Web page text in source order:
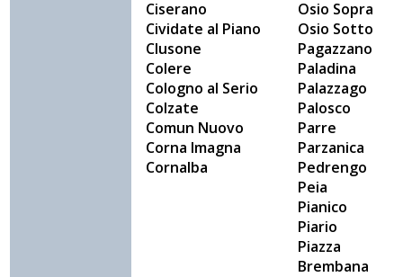
Ciserano
Cividate al Piano
Clusone
Colere
Cologno al Serio
Colzate
Comun Nuovo
Corna Imagna
Cornalba
Osio Sopra
Osio Sotto
Pagazzano
Paladina
Palazzago
Palosco
Parre
Parzanica
Pedrengo
Peia
Pianico
Piario
Piazza
Brembana